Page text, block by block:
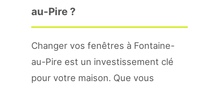
au-Pire ?
Changer vos fenêtres à Fontaine-
au-Pire est un investissement clé
pour votre maison. Que vous